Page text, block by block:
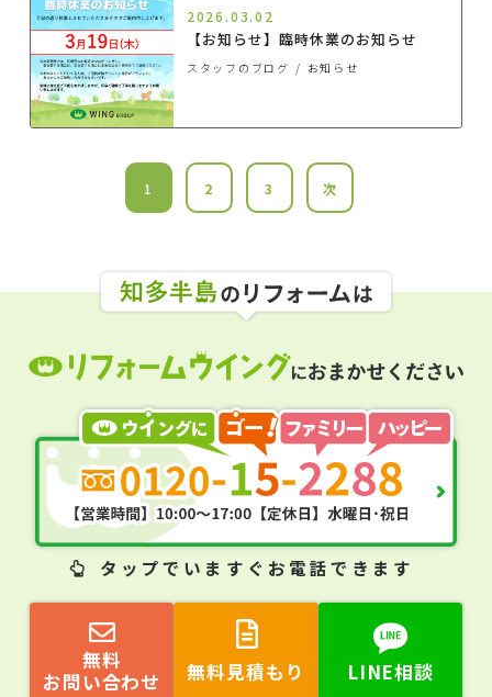
2026.03.02
【お知らせ】臨時休業のお知らせ
スタッフのブログ お知らせ
1 2 3 次
タップでいますぐお電話できます
無料
お問い合わせ
無料見積もり LINE相談